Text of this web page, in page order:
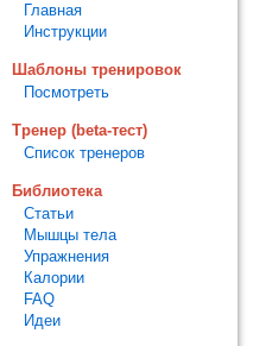
Главная
Инструкции
Шаблоны тренировок
Посмотреть
Тренер (beta-тест)
Список тренеров
Библиотека
Статьи
Мышцы тела
Упражнения
Калории
FAQ
Идеи